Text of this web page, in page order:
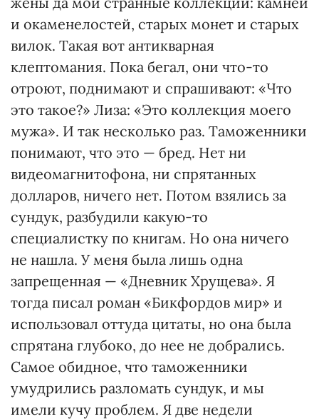
и окаменелостей, старых монет и старых
вилок. Такая вот антикварная
клептомания. Пока бегал, они что-то
отроют, поднимают и спрашивают: «Что
это такое?» Лиза: «Это коллекция моего
мужа». И так несколько раз. Таможенники
понимают, что это — бред. Нет ни
видеомагнитофона, ни спрятанных
долларов, ничего нет. Потом взялись за
сундук, разбудили какую-то
специалистку по книгам. Но она ничего
не нашла. У меня была лишь одна
запрещенная — «Дневник Хрущева». Я
тогда писал роман «Бикфордов мир» и
использовал оттуда цитаты, но она была
спрятана глубоко, до нее не добрались.
Самое обидное, что таможенники
умудрились разломать сундук, и мы
имели кучу проблем. Я две недели